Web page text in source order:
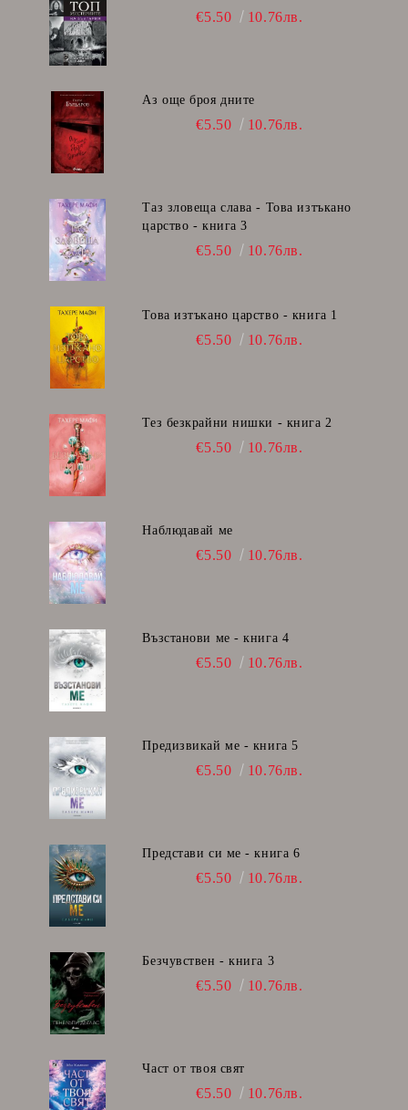
€5.50 10.76лв.
Аз още броя дните
€5.50 10.76лв.
Таз зловеща слава - Това изтъкано
царство - книга 3
€5.50 10.76лв.
Това изтъкано царство - книга 1
€5.50 10.76лв.
Тез безкрайни нишки - книга 2
€5.50 10.76лв.
Наблюдавай ме
€5.50 10.76лв.
Възстанови ме - книга 4
€5.50 10.76лв.
Предизвикай ме - книга 5
€5.50 10.76лв.
Представи си ме - книга 6
€5.50 10.76лв.
Безчувствен - книга 3
€5.50 10.76лв.
Част от твоя свят
€5.50 10.76лв.